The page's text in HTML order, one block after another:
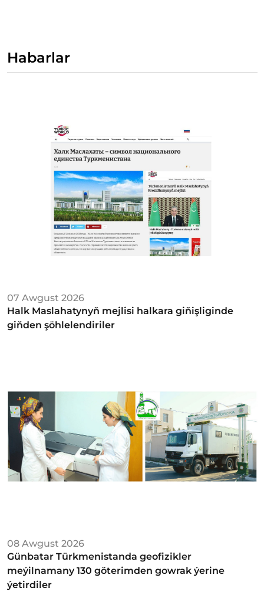
Habarlar
07 Awgust 2026
Halk Maslahatynyň mejlisi halkara giňişliginde
giňden şöhlelendiriler
08 Awgust 2026
Günbatar Türkmenistanda geofizikler
meýilnamany 130 göterimden gowrak ýerine
ýetirdiler